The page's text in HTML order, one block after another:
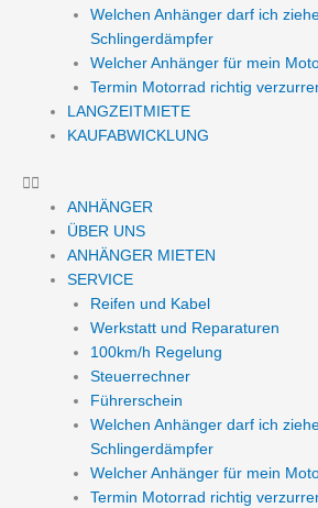
Welchen Anhänger darf ich
Schlingerdämpfer
Welcher Anhänger für mein
Termin Motorrad richtig
LANGZEITMIETE
KAUFABWICKLUNG
ANHÄNGER
ÜBER UNS
ANHÄNGER MIETEN
SERVICE
Reifen und Kabel
Werkstatt und Reparaturen
100km/h Regelung
Steuerrechner
Führerschein
Welchen Anhänger darf ich
Schlingerdämpfer
Welcher Anhänger für mein
Termin Motorrad richtig